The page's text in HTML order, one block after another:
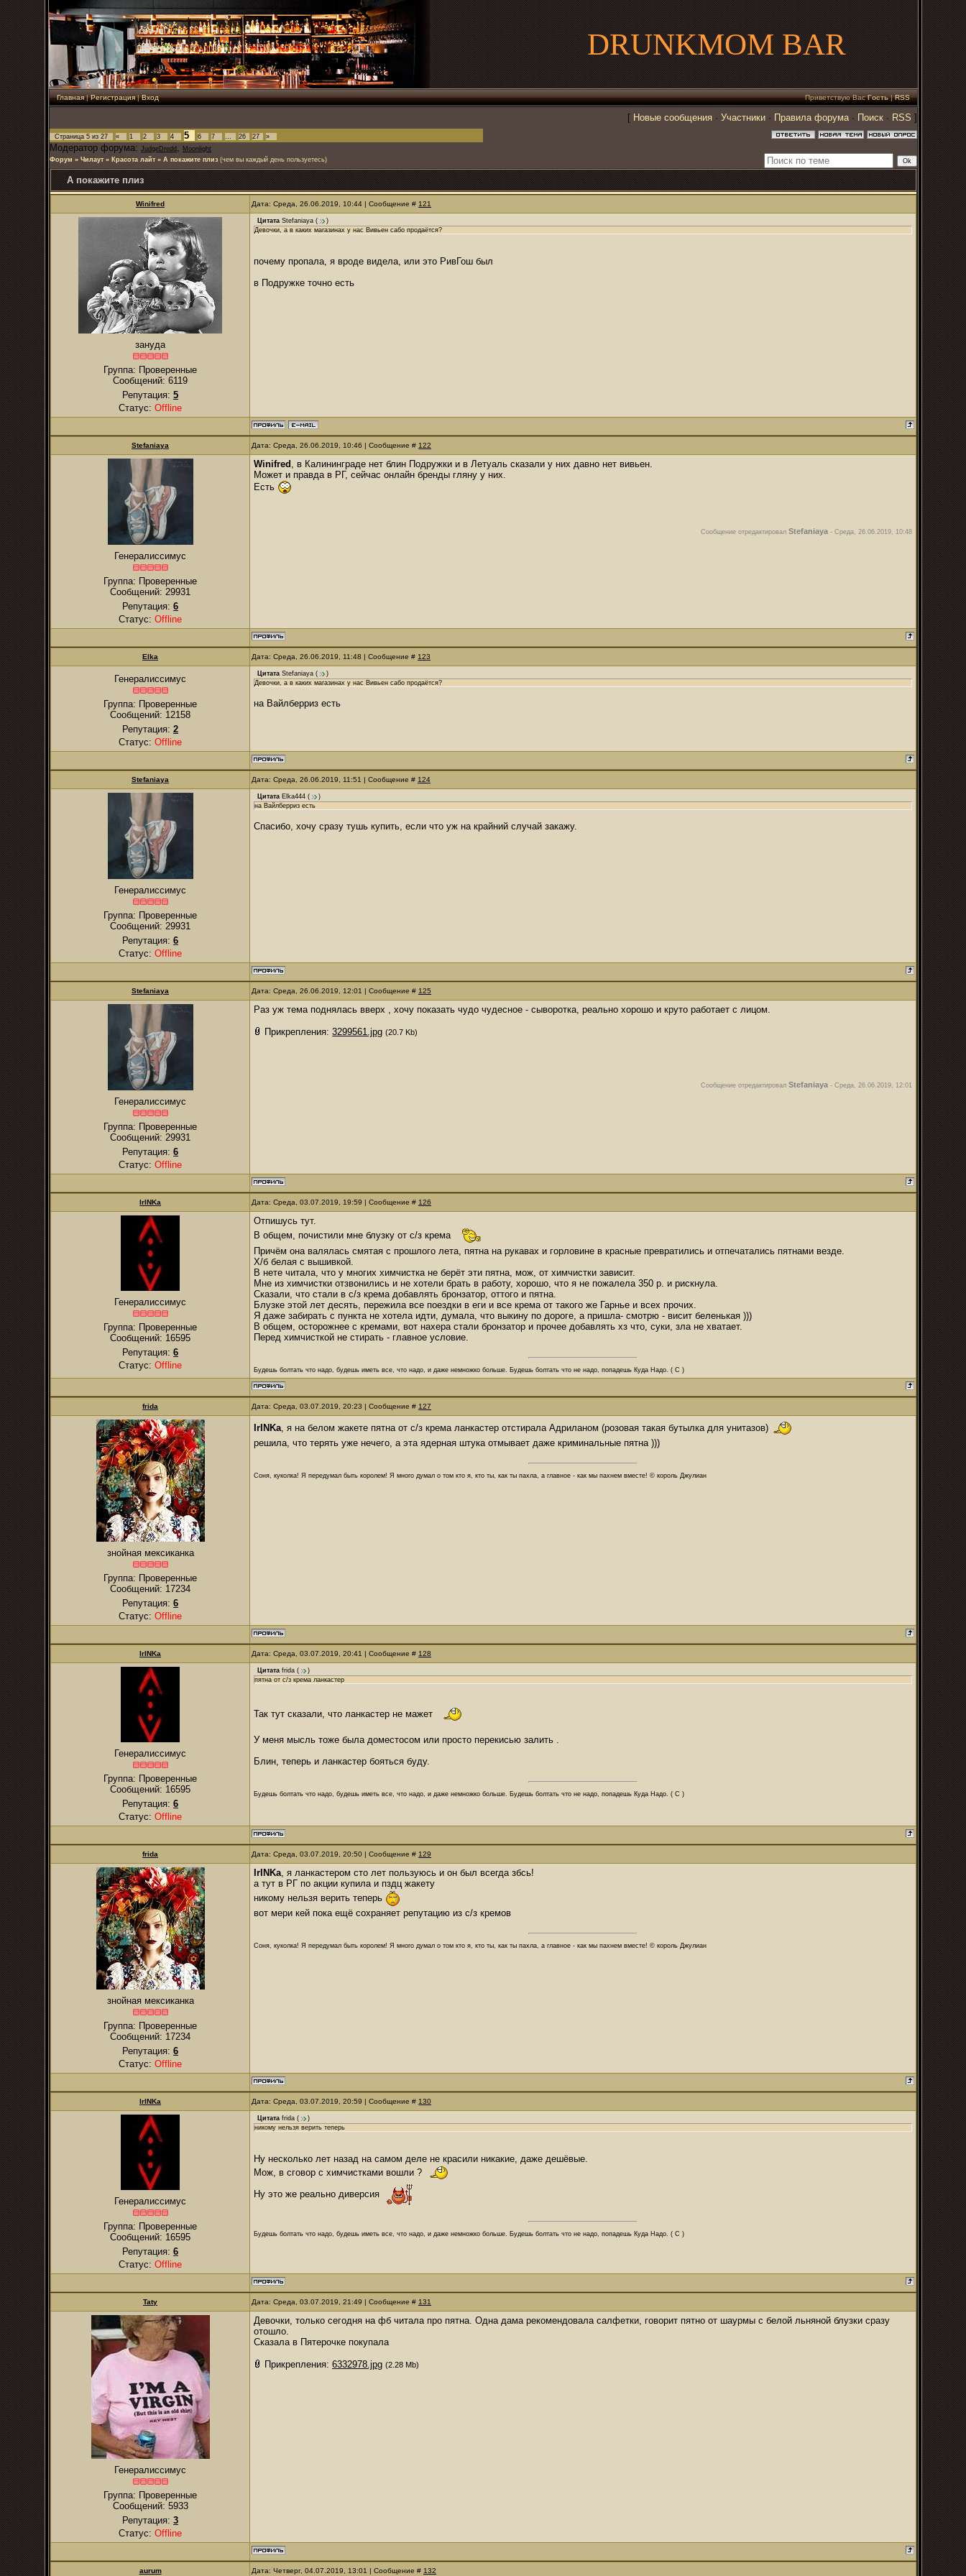
DRUNKMOM BAR
Главная|Регистрация|Вход Приветствую Вас Гость|RSS
[ Новые сообщения · Участники · Правила форума· Поиск · RSS ]
Страница 5 из 27 « 1 2 3 4 5 6 7 … 26 27 »
Модератор форума: JudgeDredd , Moonlight
Форум » Чилаут » Красота лайт » А покажите плиз (чем вы каждый день пользуетесь)
А покажите плиз
Winifred Дата: Среда, 26.06.2019, 10:44 | Сообщение # 121
зануда
Группа: Проверенные
Сообщений: 6119
Репутация: 5
Статус: Offline
Цитата Stefaniaya (
)
Девочки, а в каких магазинах у нас Вивьен сабо продаётся?
почему пропала, я вроде видела, или это РивГош был
в Подружке точно есть
Stefaniaya Дата: Среда, 26.06.2019, 10:46 | Сообщение # 122
Генералиссимус
Группа: Проверенные
Сообщений: 29931
Репутация: 6
Статус: Offline
Winifred , в Калининграде нет блин Подружки и в Летуаль сказали у них давно нет вивьен.
Может и правда в РГ, сейчас онлайн бренды гляну у них.
Есть
Сообщение отредактировал Stefaniaya - Среда, 26.06.2019, 10:48
Elka Дата: Среда, 26.06.2019, 11:48 | Сообщение # 123
Генералиссимус
Группа: Проверенные
Сообщений: 12158
Репутация: 2
Статус: Offline
Цитата Stefaniaya (
)
Девочки, а в каких магазинах у нас Вивьен сабо продаётся?
на Вайлберриз есть
Stefaniaya Дата: Среда, 26.06.2019, 11:51 | Сообщение # 124
Генералиссимус
Группа: Проверенные
Сообщений: 29931
Репутация: 6
Статус: Offline
Цитата Elka444 (
)
на Вайлберриз есть
Спасибо, хочу сразу тушь купить, если что уж на крайний случай закажу.
Stefaniaya Дата: Среда, 26.06.2019, 12:01 | Сообщение # 125
Генералиссимус
Группа: Проверенные
Сообщений: 29931
Репутация: 6
Статус: Offline
Раз уж тема поднялась вверх , хочу показать чудо чудесное - сыворотка, реально хорошо и круто работает с лицом.
Прикрепления: 3299561.jpg (20.7 Kb)
Сообщение отредактировал Stefaniaya - Среда, 26.06.2019, 12:01
IrINKa Дата: Среда, 03.07.2019, 19:59 | Сообщение # 126
Генералиссимус
Группа: Проверенные
Сообщений: 16595
Репутация: 6
Статус: Offline
Отпишусь тут.
В общем, почистили мне блузку от с/з крема
Причём она валялась смятая с прошлого лета, пятна на рукавах и горловине в красные превратились и отпечатались пятнами везде.
Х/б белая с вышивкой.
В нете читала, что у многих химчистка не берёт эти пятна, мож, от химчистки зависит.
Мне из химчистки отзвонились и не хотели брать в работу, хорошо, что я не пожалела 350 р. и рискнула.
Сказали, что стали в с/з крема добавлять бронзатор, оттого и пятна.
Блузке этой лет десять, пережила все поездки в еги и все крема от такого же Гарнье и всех прочих.
Я даже забирать с пункта не хотела идти, думала, что выкину по дороге, а пришла- смотрю - висит беленькая )))
В общем, осторожнее с кремами, вот нахера стали бронзатор и прочее добавлять хз что, суки, зла не хватает.
Перед химчисткой не стирать - главное условие.
Будешь болтать что надо, будешь иметь все, что надо, и даже немножко больше. Будешь болтать что не надо, попадешь Куда Надо. ( С )
frida Дата: Среда, 03.07.2019, 20:23 | Сообщение # 127
знойная мексиканка
Группа: Проверенные
Сообщений: 17234
Репутация: 6
Статус: Offline
IrINKa, я на белом жакете пятна от с/з крема ланкастер отстирала Адриланом (розовая такая бутылка для унитазов)
решила, что терять уже нечего, а эта ядерная штука отмывает даже криминальные пятна )))
Соня, куколка! Я передумал быть королем! Я много думал о том кто я, кто ты, как ты пахла, а главное - как мы пахнем вместе! © король Джулиан
IrINKa Дата: Среда, 03.07.2019, 20:41 | Сообщение # 128
Генералиссимус
Группа: Проверенные
Сообщений: 16595
Репутация: 6
Статус: Offline
Цитата frida (
)
пятна от с/з крема ланкастер
Так тут сказали, что ланкастер не мажет
У меня мысль тоже была доместосом или просто перекисью залить .
Блин, теперь и ланкастер бояться буду.
Будешь болтать что надо, будешь иметь все, что надо, и даже немножко больше. Будешь болтать что не надо, попадешь Куда Надо. ( С )
frida Дата: Среда, 03.07.2019, 20:50 | Сообщение # 129
знойная мексиканка
Группа: Проверенные
Сообщений: 17234
Репутация: 6
Статус: Offline
IrINKa, я ланкастером сто лет пользуюсь и он был всегда збсь!
а тут в РГ по акции купила и пздц жакету
никому нельзя верить теперь
вот мери кей пока ещё сохраняет репутацию из с/з кремов
Соня, куколка! Я передумал быть королем! Я много думал о том кто я, кто ты, как ты пахла, а главное - как мы пахнем вместе! © король Джулиан
IrINKa Дата: Среда, 03.07.2019, 20:59 | Сообщение # 130
Генералиссимус
Группа: Проверенные
Сообщений: 16595
Репутация: 6
Статус: Offline
Цитата frida (
)
никому нельзя верить теперь
Ну несколько лет назад на самом деле не красили никакие, даже дешёвые.
Мож, в сговор с химчистками вошли ?
Ну это же реально диверсия
Будешь болтать что надо, будешь иметь все, что надо, и даже немножко больше. Будешь болтать что не надо, попадешь Куда Надо. ( С )
Taty Дата: Среда, 03.07.2019, 21:49 | Сообщение # 131
Генералиссимус
Группа: Проверенные
Сообщений: 5933
Репутация: 3
Статус: Offline
Девочки, только сегодня на фб читала про пятна. Одна дама рекомендовала салфетки, говорит пятно от шаурмы с белой льняной блузки сразу
отошло.
Сказала в Пятерочке покупала
Прикрепления: 6332978.jpg (2.28 Mb)
аurum Дата: Четверг, 04.07.2019, 13:01 | Сообщение # 132